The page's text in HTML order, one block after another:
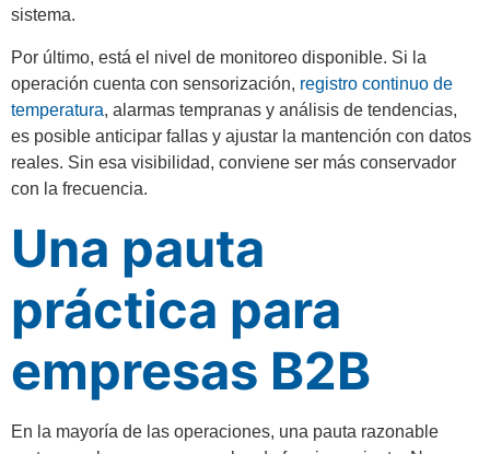
sistema.
Por último, está el nivel de monitoreo disponible. Si la
operación cuenta con sensorización, registro continuo de
temperatura, alarmas tempranas y análisis de tendencias,
es posible anticipar fallas y ajustar la mantención con datos
reales. Sin esa visibilidad, conviene ser más conservador
con la frecuencia.
Una pauta
práctica para
empresas B2B
En la mayoría de las operaciones, una pauta razonable